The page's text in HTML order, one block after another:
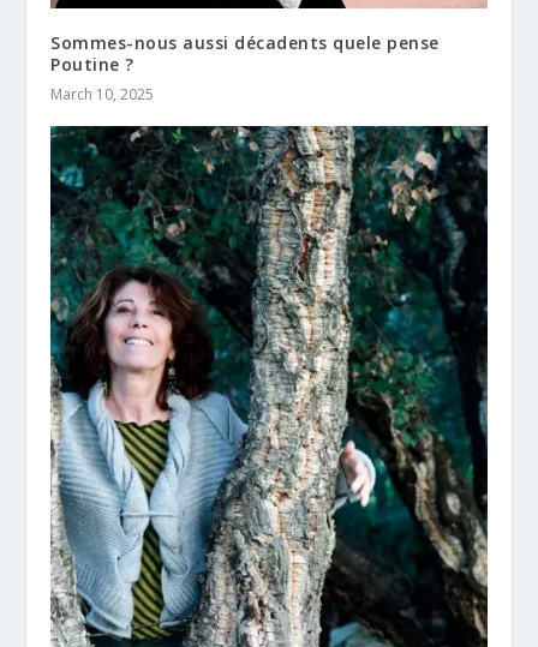
Sommes-nous aussi décadents quele pense
Poutine ?
March 10, 2025